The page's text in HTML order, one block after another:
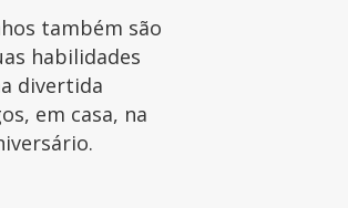
também são
habilidades
divertida
em casa, na